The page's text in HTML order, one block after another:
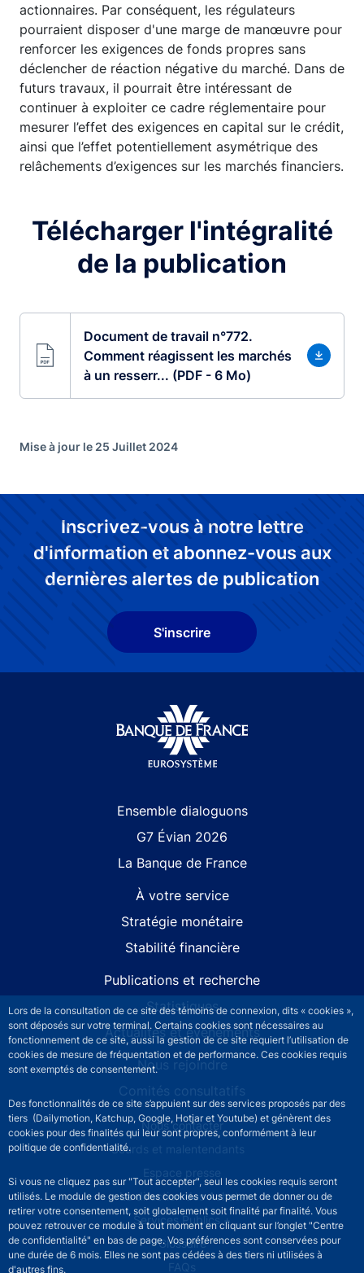
Lors de la consultation de ce site des témoins de connexion, dits « cookies »,
sont déposés sur votre terminal. Certains cookies sont nécessaires au
fonctionnement de ce site, aussi la gestion de ce site requiert l’utilisation de
cookies de mesure de fréquentation et de performance. Ces cookies requis
sont exemptés de consentement.
Des fonctionnalités de ce site s’appuient sur des services proposés par des
tiers (Dailymotion, Katchup, Google, Hotjar et Youtube) et génèrent des
cookies pour des finalités qui leur sont propres, conformément à leur
politique de confidentialité.
Si vous ne cliquez pas sur "Tout accepter", seul les cookies requis seront
utilisés. Le module de gestion des cookies vous permet de donner ou de
retirer votre consentement, soit globalement soit finalité par finalité. Vous
pouvez retrouver ce module à tout moment en cliquant sur l’onglet "Centre
de confidentialité" en bas de page. Vos préférences sont conservées pour
une durée de 6 mois. Elles ne sont pas cédées à des tiers ni utilisées à
d'autres fins.
actionnaires. Par conséquent, les régulateurs
pourraient disposer d'une marge de manœuvre pour
renforcer les exigences de fonds propres sans
déclencher de réaction négative du marché. Dans de
futurs travaux, il pourrait être intéressant de
continuer à exploiter ce cadre réglementaire pour
mesurer l’effet des exigences en capital sur le crédit,
ainsi que l’effet potentiellement asymétrique des
relâchements d’exigences sur les marchés financiers.
Télécharger l'intégralité
de la publication
Document de travail n°772.
Comment réagissent les marchés
à un resserr... (PDF - 6 Mo)
Mise à jour le 25 Juillet 2024
Inscrivez-vous à notre lettre
d'information et abonnez-vous aux
dernières alertes de publication
S'inscrire
Ensemble dialoguons
G7 Évian 2026
La Banque de France
À votre service
Stratégie monétaire
Stabilité financière
Publications et recherche
Statistiques
Actualités et événements
Nous rejoindre
Comités consultatifs
Footer secondary menuNous contacter
Sourds et malentendants
Espace presse
La direction des Achats
Services Publics +
Glossaire
FAQs